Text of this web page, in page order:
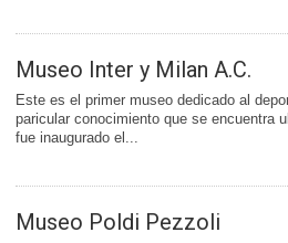
Museo Inter y Milan A.C.
Este es el primer museo dedicado al
paricular conocimiento que se encuentra
fue inaugurado el...
Museo Poldi Pezzoli